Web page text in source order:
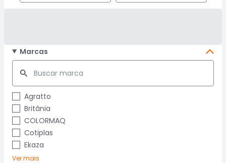
Marcas
Agratto
Britânia
COLORMAQ
Cotiplas
Ekaza
Ver mais